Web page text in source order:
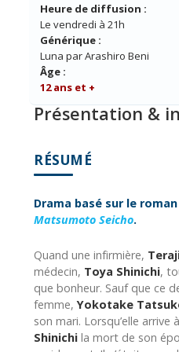
Heure de diffusion :
Le vendredi à 21h
Générique :
Luna par Arashiro Beni
Âge :
12 ans et +
Présentation &
RÉSUMÉ
Drama basé sur le roman
Matsumoto Seicho.
Quand une infirmière,
médecin, Toya Shinichi,
que bonheur. Sauf que ce
femme,Yokotake
son mari. Lorsqu’elle arrive
Shinichi la mort de son